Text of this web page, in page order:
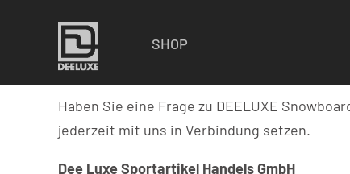
SHOP
Haben Sie eine Frage zu DEELUXE
jederzeit mit uns in Verbindung setzen.
Dee Luxe Sportartikel Handels GmbH